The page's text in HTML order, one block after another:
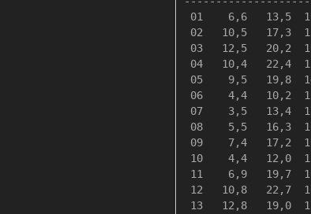
01    6,6   13,5
02   10,5   17,3
03   12,5   20,2
04   10,4   22,4
05    9,5   19,8
06    4,4   10,2
07    3,5   13,4
08    5,5   16,3
09    7,4   17,2
10    4,4   12,0
11    6,9   19,7
12   10,8   22,7
13   12,8   19,0